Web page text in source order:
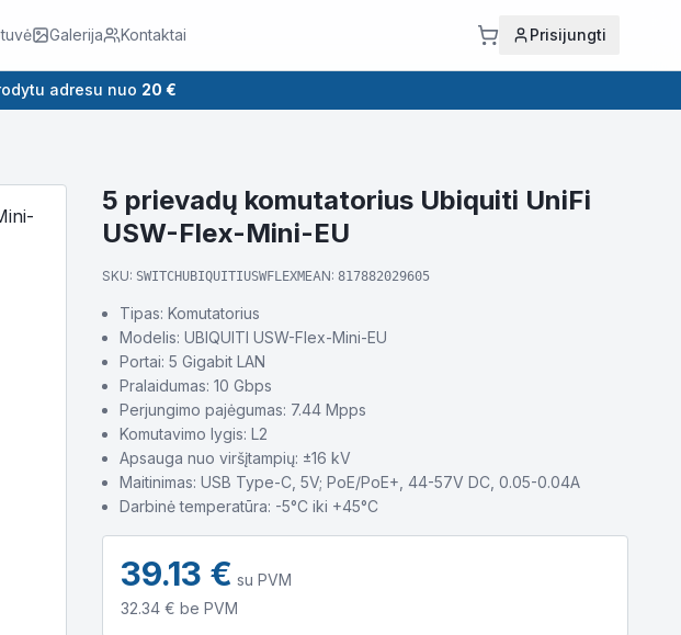
Galerija Kontaktai Prisijungti
adresu nuo 20 €
5 prievadų komutatorius Ubiquiti UniFi
USW-Flex-Mini-EU
SKU: SWITCHUBIQUITIUSWFLEXMEAN: 817882029605
Tipas: Komutatorius
Modelis: UBIQUITI USW-Flex-Mini-EU
Portai: 5 Gigabit LAN
Pralaidumas: 10 Gbps
Perjungimo pajėgumas: 7.44 Mpps
Komutavimo lygis: L2
Apsauga nuo viršįtampių: ±16 kV
Maitinimas: USB Type-C, 5V; PoE/PoE+, 44-57V DC, 0.05-0.04A
Darbinė temperatūra: -5°C iki +45°C
39.13 € su PVM
32.34 € be PVM